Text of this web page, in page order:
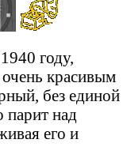
году,
красивым
без единой
парит над
его и